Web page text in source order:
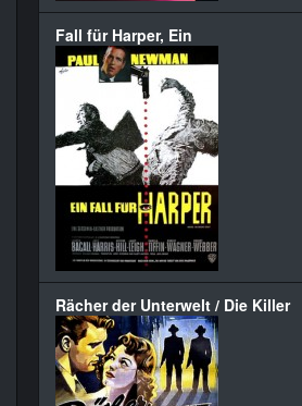
Fall für Harper, Ein
Rächer der Unterwelt / Die Killer